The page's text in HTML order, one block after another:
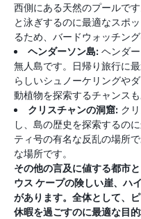
西側にある天然のプールで
と泳ぎするのに最適なスポ
るため、バードウォッチン
ヘンダーソン島: ヘンダ
無人島です。日帰り旅行に
らしいシュノーケリングや
動植物を探索するチャンスも
クリスチャンの洞窟: ク
し、島の歴史を探索するの
ティ号の有名な反乱の場所
な場所です。
その他の言及に値する都市
ウス ケープの険しい崖、ハ
があります。全体として、
休暇を過ごすのに最適な目的